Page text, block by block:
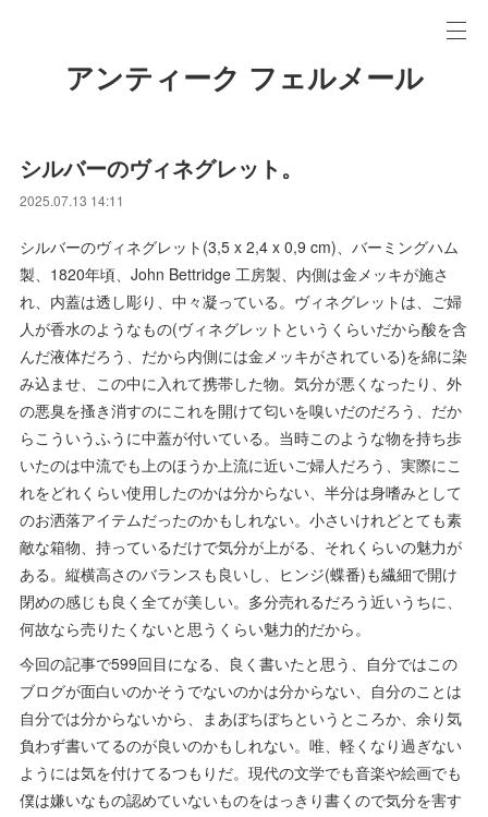
アンティーク フェルメール
シルバーのヴィネグレット。
2025.07.13 14:11
シルバーのヴィネグレット(3,5 x 2,4 x 0,9 cm)、バーミングハム
製、1820年頃、John Bettridge 工房製、内側は金メッキが施さ
れ、内蓋は透し彫り、中々凝っている。ヴィネグレットは、ご婦
人が香水のようなもの(ヴィネグレットというくらいだから酸を含
んだ液体だろう、だから内側には金メッキがされている)を綿に染
み込ませ、この中に入れて携帯した物。気分が悪くなったり、外
の悪臭を搔き消すのにこれを開けて匂いを嗅いだのだろう、だか
らこういうふうに中蓋が付いている。当時このような物を持ち歩
いたのは中流でも上のほうか上流に近いご婦人だろう、実際にこ
れをどれくらい使用したのかは分からない、半分は身嗜みとして
のお洒落アイテムだったのかもしれない。小さいけれどとても素
敵な箱物、持っているだけで気分が上がる、それくらいの魅力が
ある。縦横高さのバランスも良いし、ヒンジ(蝶番)も繊細で開け
閉めの感じも良く全てが美しい。多分売れるだろう近いうちに、
何故なら売りたくないと思うくらい魅力的だから。
今回の記事で599回目になる、良く書いたと思う、自分ではこの
ブログが面白いのかそうでないのかは分からない、自分のことは
自分では分からないから、まあぼちぼちというところか、余り気
負わず書いてるのが良いのかもしれない。唯、軽くなり過ぎない
ようには気を付けてるつもりだ。現代の文学でも音楽や絵画でも
僕は嫌いなもの認めていないものをはっきり書くので気分を害す